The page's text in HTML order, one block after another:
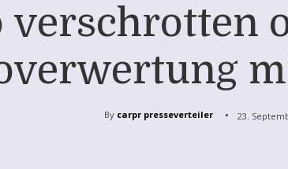
verschrotten
By carpr presseverteiler 23.